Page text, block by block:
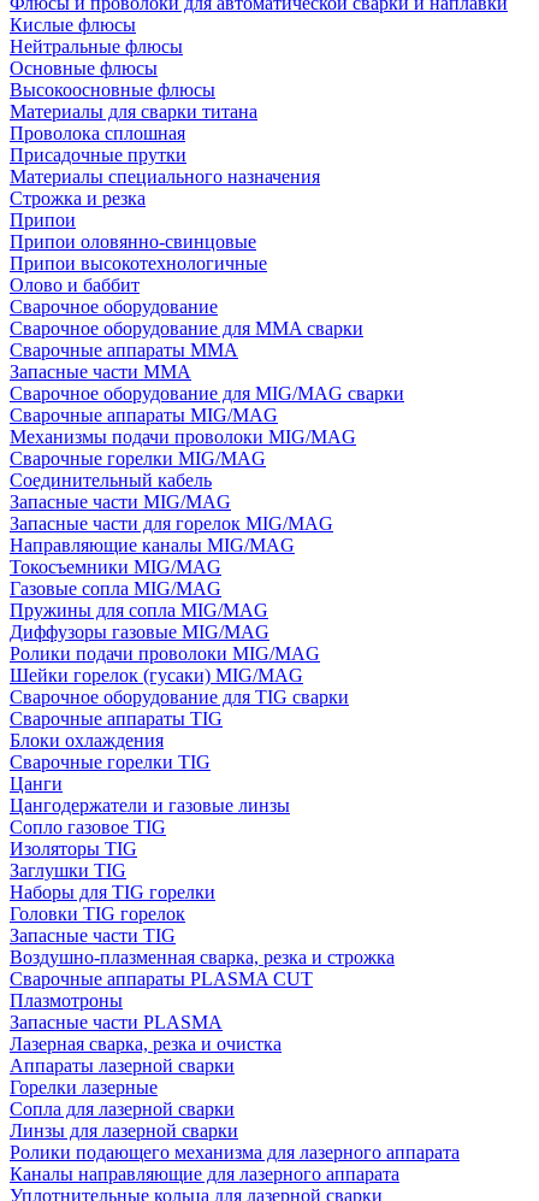
Кислые флюсы
Нейтральные флюсы
Основные флюсы
Высокоосновные флюсы
Материалы для сварки титана
Проволока сплошная
Присадочные прутки
Материалы специального назначения
Строжка и резка
Припои
Припои оловянно-свинцовые
Припои высокотехнологичные
Олово и баббит
Сварочное оборудование
Сварочное оборудование для MMA сварки
Сварочные аппараты MMA
Запасные части MMA
Сварочное оборудование для MIG/MAG сварки
Сварочные аппараты MIG/MAG
Механизмы подачи проволоки MIG/MAG
Сварочные горелки MIG/MAG
Соединительный кабель
Запасные части MIG/MAG
Запасные части для горелок MIG/MAG
Направляющие каналы MIG/MAG
Токосъемники MIG/MAG
Газовые сопла MIG/MAG
Пружины для сопла MIG/MAG
Диффузоры газовые MIG/MAG
Ролики подачи проволоки MIG/MAG
Шейки горелок (гусаки) MIG/MAG
Сварочное оборудование для TIG сварки
Сварочные аппараты TIG
Блоки охлаждения
Сварочные горелки TIG
Цанги
Цангодержатели и газовые линзы
Сопло газовое TIG
Изоляторы TIG
Заглушки TIG
Наборы для TIG горелки
Головки TIG горелок
Запасные части TIG
Воздушно-плазменная сварка, резка и строжка
Сварочные аппараты PLASMA CUT
Плазмотроны
Запасные части PLASMA
Лазерная сварка, резка и очистка
Аппараты лазерной сварки
Горелки лазерные
Сопла для лазерной сварки
Линзы для лазерной сварки
Ролики подающего механизма для лазерного аппарата
Каналы направляющие для лазерного аппарата
Уплотнительные кольца для лазерной сварки